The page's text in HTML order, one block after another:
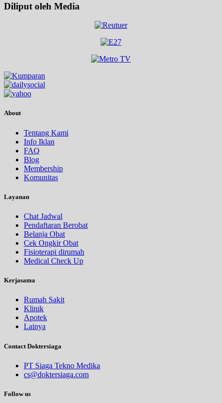
Diliput oleh Media
About
Tentang Kami
Info Iklan
FAQ
Blog
Membership
Komunitas
Layanan
Chat Jadwal
Pendaftaran Berobat
Belanja Obat
Cek Ongkir Obat
Fisioterapi dirumah
Medical Check Up
Kerjasama
Rumah Sakit
Klinik
Apotek
Lainya
Contact Doktersiaga
PT Siaga Tekno Medika
cs@doktersiaga.com
Follow us